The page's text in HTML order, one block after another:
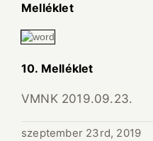
Melléklet
10. Melléklet
VMNK 2019.09.23.
szeptember 23rd, 2019